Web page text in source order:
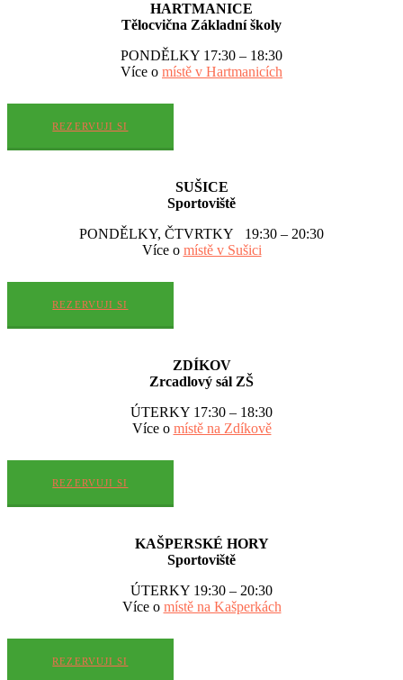
HARTMANICE
Tělocvična Základní školy
PONDĚLKY 17:30 – 18:30
Více o místě v Hartmanicích
REZERVUJI SI
SUŠICE
Sportoviště
PONDĚLKY, ČTVRTKY 19:30 – 20:30
Více o místě v Sušici
REZERVUJI SI
ZDÍKOV
Zrcadlový sál ZŠ
ÚTERKY 17:30 – 18:30
Více o místě na Zdíkově
REZERVUJI SI
KAŠPERSKÉ HORY
Sportoviště
ÚTERKY 19:30 – 20:30
Více o místě na Kašperkách
REZERVUJI SI